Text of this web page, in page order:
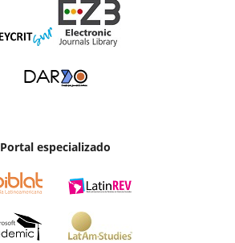
Portal especializado